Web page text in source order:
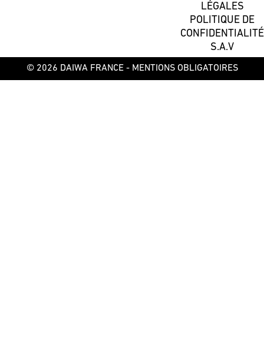
LÉGALES
POLITIQUE DE
CONFIDENTIALITÉ
S.A.V
© 2026 DAIWA FRANCE - MENTIONS OBLIGATOIRES